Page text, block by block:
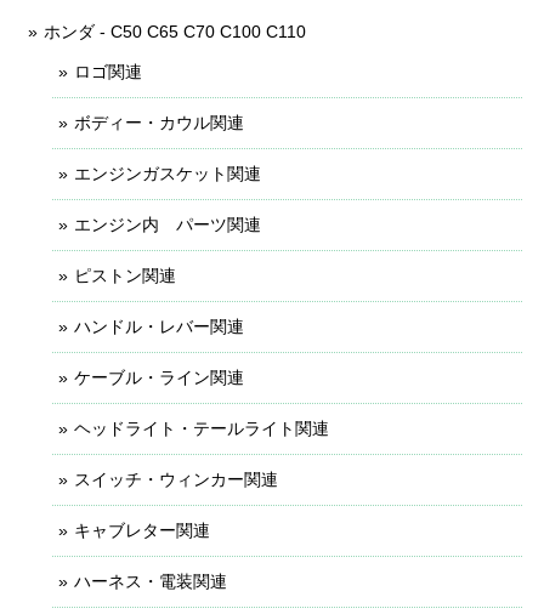
ホンダ - C50 C65 C70 C100 C110
ロゴ関連
ボディー・カウル関連
エンジンガスケット関連
エンジン内 パーツ関連
ピストン関連
ハンドル・レバー関連
ケーブル・ライン関連
ヘッドライト・テールライト関連
スイッチ・ウィンカー関連
キャブレター関連
ハーネス・電装関連